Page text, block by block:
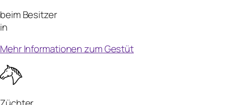
beim Besitzer
in
Mehr Informationen zum Gestüt